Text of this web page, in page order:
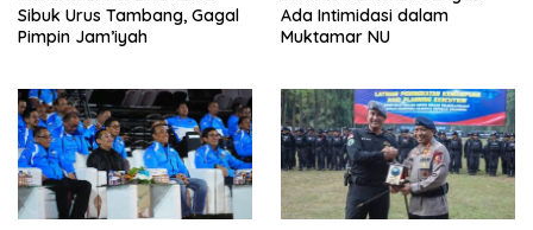
Sibuk Urus Tambang, Gagal
Pimpin Jam’iyah
Ada Intimidasi dalam
Muktamar NU